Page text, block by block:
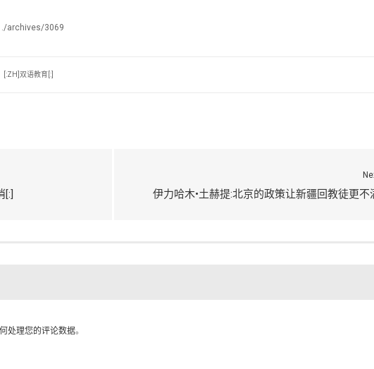
./archives/3069
[:ZH]双语教育[:]
[:] 伊力哈木•土赫提:北京的政策让新疆回教徒更不
处理您的评论数据。